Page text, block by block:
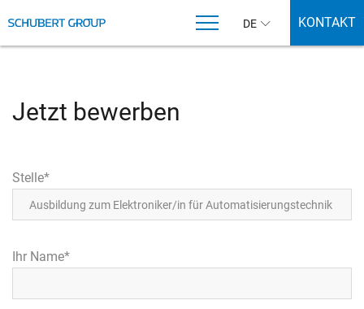
DE KONTAKT
Jetzt bewerben
Stelle*
Ihr Name*